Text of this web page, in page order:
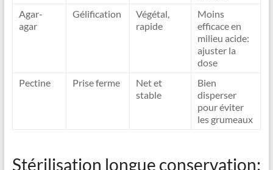
Agar-
agar
Gélification
Végétal,
rapide
Moins
efficace en
milieu acide:
ajuster la
dose
Pectine
Prise ferme
Net et
stable
Bien
disperser
pour éviter
les grumeaux
Stérilisation longue conservation: